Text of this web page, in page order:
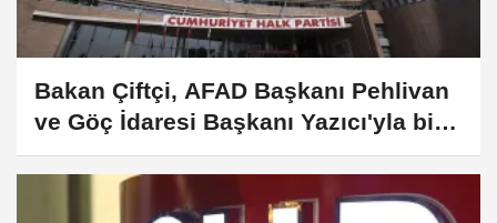
Bakan Çiftçi, AFAD Başkanı Pehlivan
ve Göç İdaresi Başkanı Yazıcı'yla bir
araya geldi